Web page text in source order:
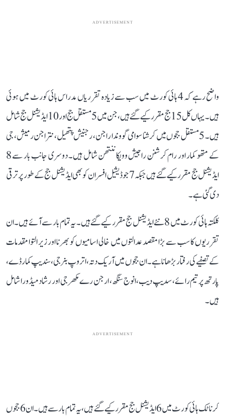
ADVERTISEMENT
واضح رہے کہ 4 ہائی کورٹ میں سب سے زیادہ تقرریاں مدراس ہائی کورٹ میں ہوئی
ہیں۔ یہاں کل 15 جج مقرر کیے گئے ہیں، جن میں 5 مستقل جج اور 10 ایڈیشنل جج شامل
ہیں۔ 5 مستقل ججوں میں کرشنا سوامی گووندا راجن، رجنیش پتھیل، نتراجن رمیش، جی
کے متھو کمار اور رام کرشنن راجیش وویکاننتھن شامل ہیں۔ دوسری جانب بار سے 8
ایڈیشنل جج مقرر کیے گئے ہیں جبکہ 7 جوڈیشیل افسران کو بھی ایڈیشنل جج کے طور پر ترقی
دی گئی ہے۔
کلکتہ ہائی کورٹ میں 8 نئے ایڈیشنل جج مقرر کیے گئے ہیں۔ یہ تمام بار سے آئے ہیں۔ ان
تقرریوں کا سب سے بڑا مقصد عدالتوں میں خالی اسامیوں کو بھرنا اور زیر التوا مقدمات
کے تصفیے کی رفتار بڑھانا ہے۔ ان ججوں میں آریک دتہ، اتروپ بنرجی، سندیپ کمار ڈے،
پارتھ پرتیم رائے، سدیپ دیب، انوج سنگھ، ارجن رے مکھرجی اور رشاد میڈورا شامل
ہیں۔
ADVERTISEMENT
کرناٹک ہائی کورٹ میں 6 ایڈیشنل جج مقرر کیے گئے ہیں، یہ تمام بار سے ہیں۔ ان 6 ججوں